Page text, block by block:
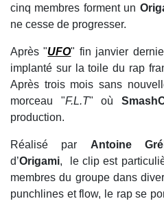
cinq membres forment un
ne cesse de progresser.
Après "UFO" fin janvier
implanté sur la toile du rap
Après trois mois sans
morceau "F.L.T" où
production.
Réalisé par Antoine
d’Origami, le clip est
membres du groupe dans
punchlines et flow, le rap se